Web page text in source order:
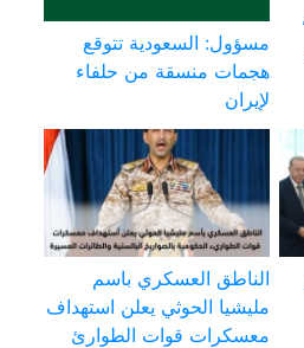
مسؤول: السعودية تتوقع
هجمات منسقة من حلفاء
لإيران
الناطق العسكري باسم
مليشيا الحوثي يعلن استهداف
معسكرات قوات الطوارئ